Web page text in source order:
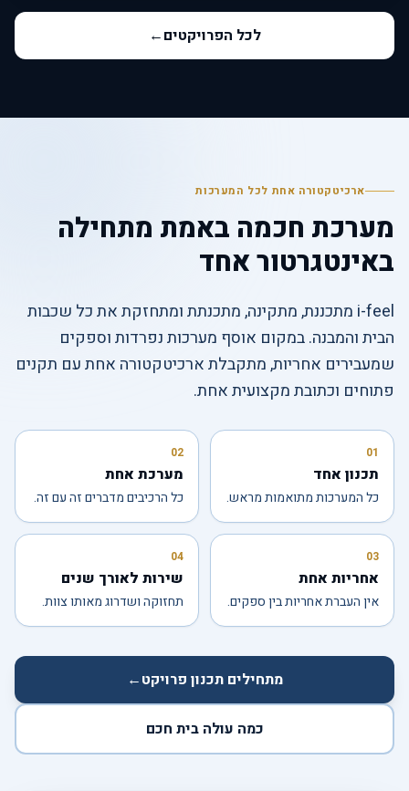
לכל הפרויקטים←
ארכיטקטורה אחת לכל המערכות
מערכת חכמה באמת מתחילה
באינטגרטור אחד
i-feel מתכננת, מתקינה, מתכנתת ומתחזקת את כל שכבות
הבית והמבנה. במקום אוסף מערכות נפרדות וספקים
שמעבירים אחריות, מתקבלת ארכיטקטורה אחת עם תקנים
פתוחים וכתובת מקצועית אחת.
01
תכנון אחד
כל המערכות מתואמות מראש.
02
מערכת אחת
כל הרכיבים מדברים זה עם זה.
03
אחריות אחת
אין העברת אחריות בין ספקים.
04
שירות לאורך שנים
תחזוקה ושדרוג מאותו צוות.
מתחילים תכנון פרויקט←
כמה עולה בית חכם